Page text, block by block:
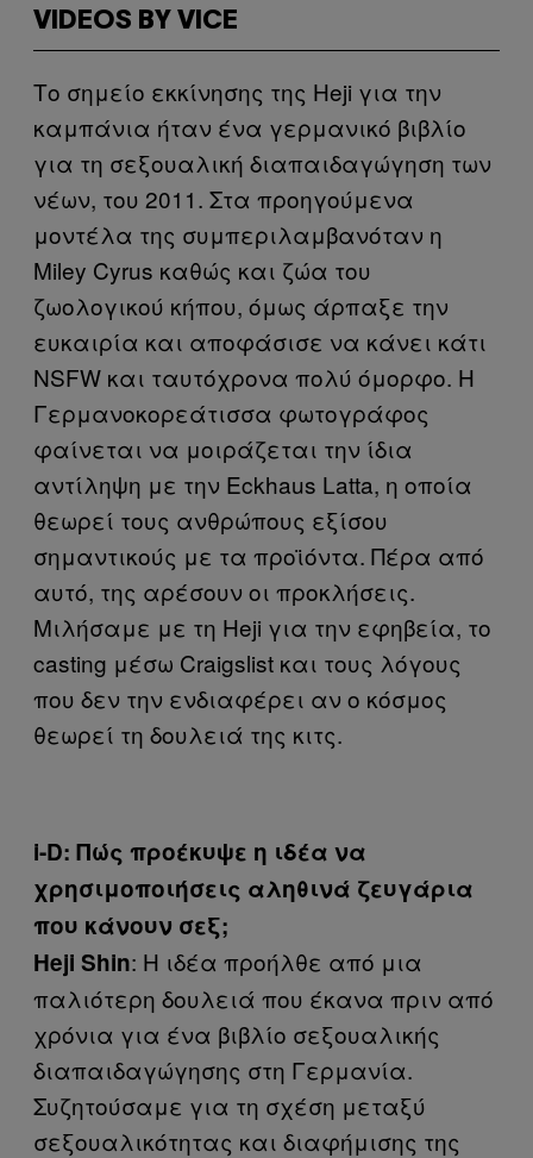
VIDEOS BY VICE
Το σημείο εκκίνησης της Heji για την
καμπάνια ήταν ένα γερμανικό βιβλίο
για τη σεξουαλική διαπαιδαγώγηση των
νέων, του 2011. Στα προηγούμενα
μοντέλα της συμπεριλαμβανόταν η
Miley Cyrus καθώς και ζώα του
ζωολογικού κήπου, όμως άρπαξε την
ευκαιρία και αποφάσισε να κάνει κάτι
NSFW και ταυτόχρονα πολύ όμορφο. Η
Γερμανοκορεάτισσα φωτογράφος
φαίνεται να μοιράζεται την ίδια
αντίληψη με την Eckhaus Latta, η οποία
θεωρεί τους ανθρώπους εξίσου
σημαντικούς με τα προϊόντα. Πέρα από
αυτό, της αρέσουν οι προκλήσεις.
Μιλήσαμε με τη Heji για την εφηβεία, το
casting μέσω Craigslist και τους λόγους
που δεν την ενδιαφέρει αν ο κόσμος
θεωρεί τη δουλειά της κιτς.
i-D: Πώς προέκυψε η ιδέα να
χρησιμοποιήσεις αληθινά ζευγάρια
που κάνουν σεξ;
Heji Shin: Η ιδέα προήλθε από μια
παλιότερη δουλειά που έκανα πριν από
χρόνια για ένα βιβλίο σεξουαλικής
διαπαιδαγώγησης στη Γερμανία.
Συζητούσαμε για τη σχέση μεταξύ
σεξουαλικότητας και διαφήμισης της